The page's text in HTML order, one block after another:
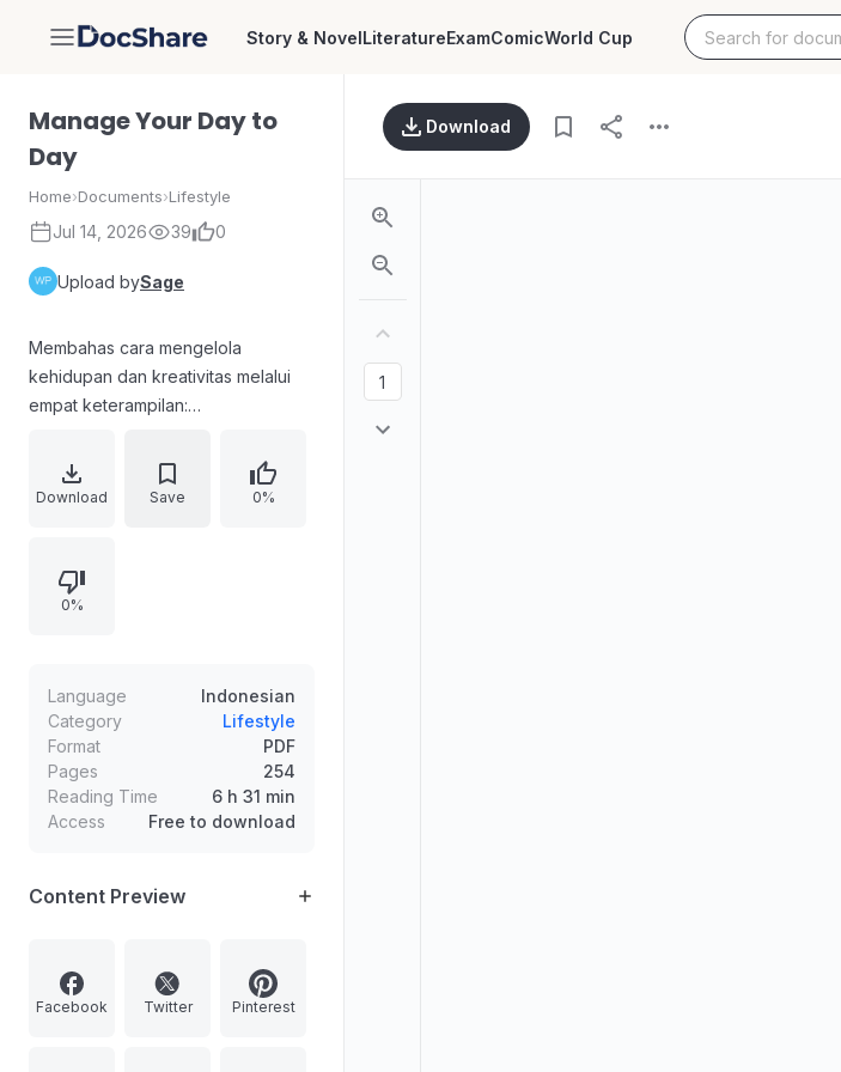
DocShare Story & NovelLiteratureExamComicWorld Cup
Manage Your Day to
Day
Home›Documents›Lifestyle
Jul 14, 2026 39 0
Upload bySage
Membahas cara mengelola
kehidupan dan kreativitas melalui
empat keterampilan:
mengontrol penggunaan teknologi,
menentukan fokus, dan mengasah
pentingnya tindakan, eksperimen,
penyesuaian, serta pembelajaran
pemikir dan pelaku kreatif.
Download Save 0%
0%
Language
Indonesian
Category
Lifestyle
Format
PDF
Pages
254
Reading Time
6 h 31 min
Access
Free to download
Content Preview
Facebook Twitter Pinterest
Download